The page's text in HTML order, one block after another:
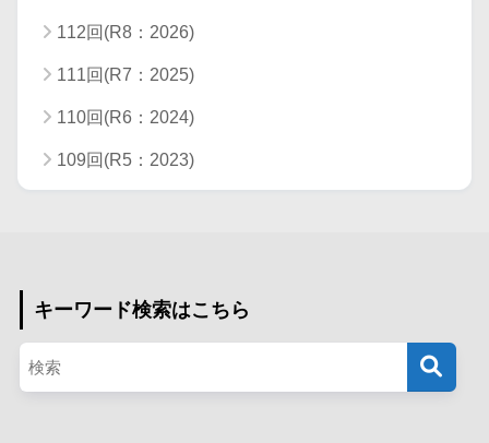
112回(R8：2026)
111回(R7：2025)
110回(R6：2024)
109回(R5：2023)
キーワード検索はこちら